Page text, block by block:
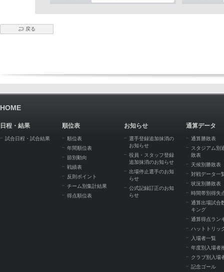
戻る
HOME
日程・結果
試合日程・試合結果
順位表
順位表
年間順位表
節別動向
戦績表
反則ポイント
チーム別集計結果
得点順位表
お知らせ
選手登録追加抹消の
お知らせ
役員・スタッフ登録
追加抹消のお知らせ
出場停止選手のお知
らせ
公式記録訂正のお知
らせ
通算データ
通算勝敗表
スタジアム別
敗表
天候別勝敗表
対戦データ一
状況別勝敗表
時間帯別得失
通算出場試合
キング
通算得点ラン
ハットトリッ
入場者一覧
年度別入場者
クラブ別入場
記念ゴール